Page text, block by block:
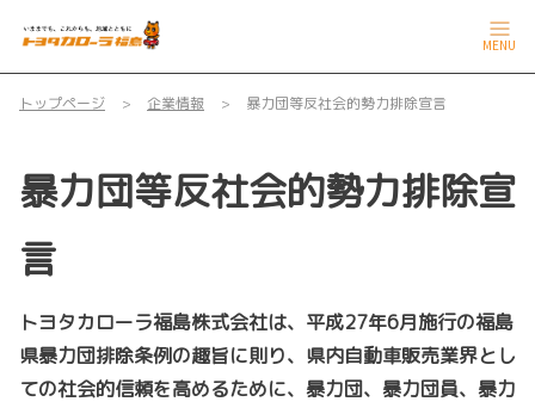
MENU
トップページ 企業情報 暴力団等反社会的勢力排除宣言
暴力団等反社会的勢力排除宣
言
トヨタカローラ福島株式会社は、平成27年6月施行の福島
県暴力団排除条例の趣旨に則り、県内自動車販売業界とし
ての社会的信頼を高めるために、暴力団、暴力団員、暴力